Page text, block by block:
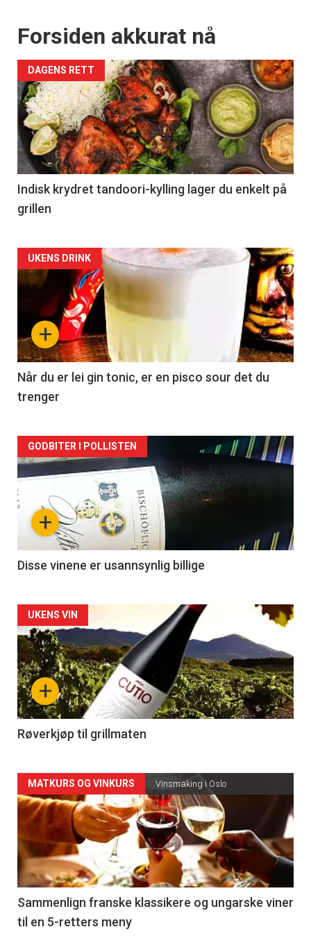
Forsiden akkurat nå
DAGENS RETT
Indisk krydret tandoori-kylling lager du enkelt på
grillen
Forsiden
akkurat
nå
-
2
+
UKENS DRINK
Når du er lei gin tonic, er en pisco sour det du
trenger
Forsiden
akkurat
nå
3
+
GODBITER I POLLISTEN
Disse vinene er usannsynlig billige
Forsiden
akkurat
nå
-
4
+
UKENS VIN
Røverkjøp til grillmaten
Forsiden
akkurat
nå
-
5
MATKURS OG VINKURS Vinsmaking i Oslo
Sammenlign franske klassikere og ungarske viner
til en 5-retters meny